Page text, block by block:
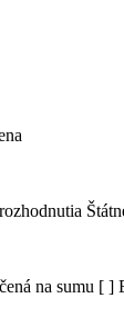
na sumu [ ]